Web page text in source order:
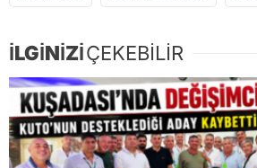
İLGİNİZİÇEKEBİLİR